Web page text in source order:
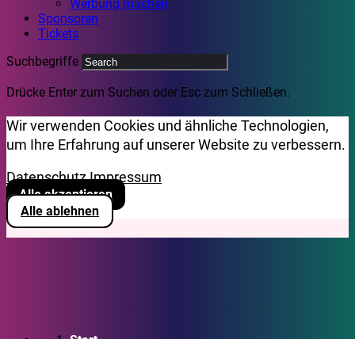
Werbung machen
Sponsoren
Tickets
Suchbegriffe
Drücke Enter zum Suchen oder Esc zum Schließen.
Wir verwenden Cookies und ähnliche Technologien,
um Ihre Erfahrung auf unserer Website zu verbessern.
DatenschutzImpressum
Alle akzeptieren
Alle ablehnen